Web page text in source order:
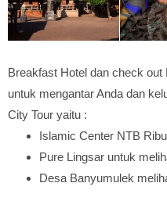
Breakfast Hotel dan check
untuk mengantar Anda dan
City Tour yaitu :
Islamic Center NTB
Pure Lingsar untuk
Desa Banyumulek